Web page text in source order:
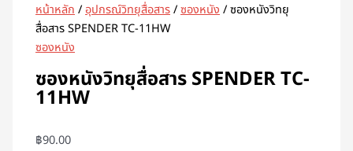
หน้าหลัก/อุปกรณ์วิทยุสื่อสาร/ซองหนัง/ ซองหนังวิทยุ
สื่อสาร SPENDER TC-11HW
ซองหนัง
ซองหนังวิทยุสื่อสาร SPENDER TC-
11HW
฿90.00